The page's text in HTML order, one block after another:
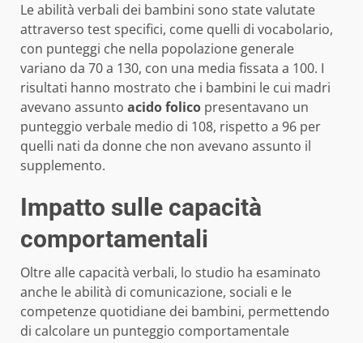
Le abilità verbali dei bambini sono state valutate
attraverso test specifici, come quelli di vocabolario,
con punteggi che nella popolazione generale
variano da 70 a 130, con una media fissata a 100. I
risultati hanno mostrato che i bambini le cui madri
avevano assunto acido folico presentavano un
punteggio verbale medio di 108, rispetto a 96 per
quelli nati da donne che non avevano assunto il
supplemento.
Impatto sulle capacità
comportamentali
Oltre alle capacità verbali, lo studio ha esaminato
anche le abilità di comunicazione, sociali e le
competenze quotidiane dei bambini, permettendo
di calcolare un punteggio comportamentale